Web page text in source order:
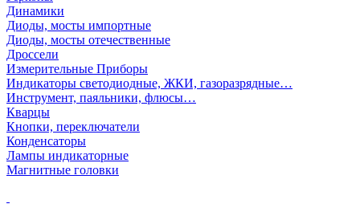
Динамики
Диоды, мосты импортные
Диоды, мосты отечественные
Дроссели
Измерительные Приборы
Индикаторы светодиодные, ЖКИ, газоразрядные…
Инструмент, паяльники, флюсы…
Кварцы
Кнопки, переключатели
Конденсаторы
Лампы индикаторные
Магнитные головки